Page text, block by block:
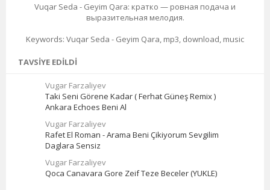
Vuqar Seda - Geyim Qara: кратко — ровная подача и
выразительная мелодия.
Keywords: Vuqar Seda - Geyim Qara, mp3, download, music
TAVSIYE EDILDI
Vugar Farzaliyev
Taki Seni Görene Kadar ( Ferhat Güneş Remix )
Ankara Echoes Beni Al
Vugar Farzaliyev
Rafet El Roman - Arama Beni Çikiyorum Sevgilim
Daglara Sensiz
Vugar Farzaliyev
Qoca Canavara Gore Zeif Teze Beceler (YUKLE)